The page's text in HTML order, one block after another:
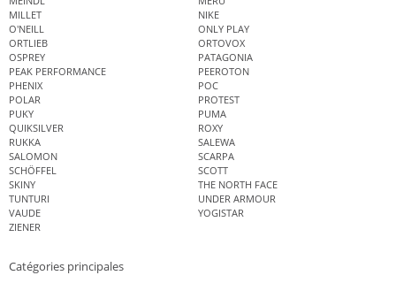
MILLET
NIKE
O'NEILL
ONLY PLAY
ORTLIEB
ORTOVOX
OSPREY
PATAGONIA
PEAK PERFORMANCE
PEEROTON
PHENIX
POC
POLAR
PROTEST
PUKY
PUMA
QUIKSILVER
ROXY
RUKKA
SALEWA
SALOMON
SCARPA
SCHÖFFEL
SCOTT
SKINY
THE NORTH FACE
TUNTURI
UNDER ARMOUR
VAUDE
YOGISTAR
ZIENER
Catégories principales